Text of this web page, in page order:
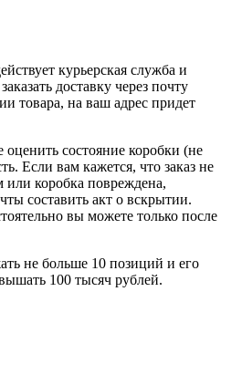
курьерская служба и
доставку через почту
товара, на ваш адрес придет
состояние коробки (не
Если вам кажется, что заказ не
или коробка повреждена,
составить акт о вскрытии.
вы можете только после
не больше 10 позиций и его
100 тысяч рублей.